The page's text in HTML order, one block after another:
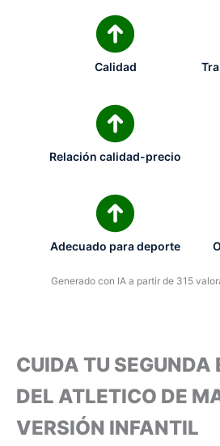
Calidad
Relación calidad-precio
Adecuado para deporte
Generado con IA a partir de 315
CUIDA TU SEGUNDA
DEL ATLETICO DE
VERSIÓN INFANTIL